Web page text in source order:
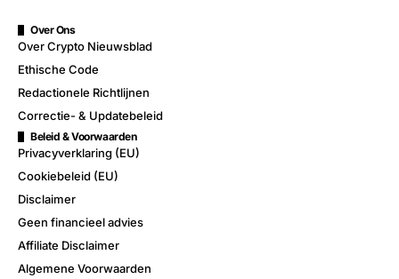
Over Ons
Over Crypto Nieuwsblad
Ethische Code
Redactionele Richtlijnen
Correctie- & Updatebeleid
Beleid & Voorwaarden
Privacyverklaring (EU)
Cookiebeleid (EU)
Disclaimer
Geen financieel advies
Affiliate Disclaimer
Algemene Voorwaarden